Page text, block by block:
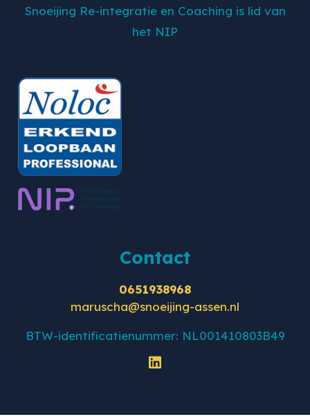
Snoeijing Re-integratie en Coaching is lid van
het NIP
Contact
0651938968
maruscha@snoeijing-assen.nl
BTW-identificatienummer: NL001410803B49